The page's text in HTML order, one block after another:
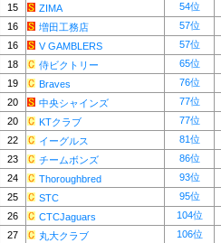
15
ZIMA 54位
16
増田工務店 57位
16
V GAMBLERS 57位
18
侍ビクトリー 65位
19
Braves 76位
20
中央シャインズ 77位
20
KTクラブ 77位
22
イーグルス 81位
23
チームボンズ 86位
24
Thoroughbred 93位
25
STC 95位
26
CTCJaguars 104位
27
丸大クラブ 106位